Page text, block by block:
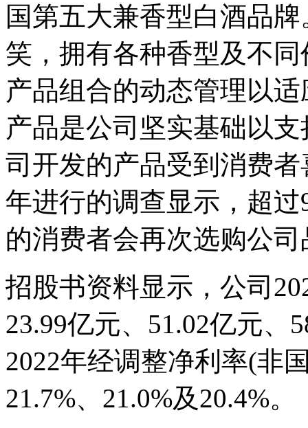
国第五大兼香型白酒品
笑，拥有各种香型及不
产品组合的动态管理以
产品是公司坚实基础以
司开发的产品受到消费
年进行的调查显示，超
的消费者会再次选购公
招股书资料显示，公司
23.99亿元、51.02亿元、
2022年经调整净利率(非
21.7%、21.0%及20.4%。